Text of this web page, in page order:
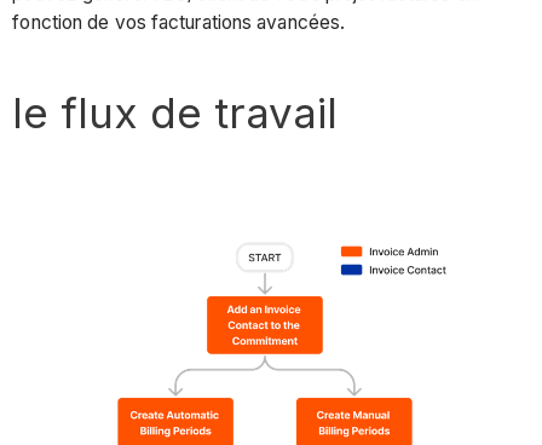
fonction de vos facturations avancées.
le flux de travail